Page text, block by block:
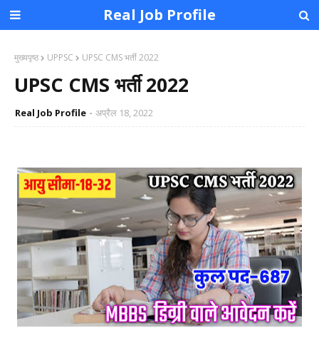
Real Job Profile
मुख्यपृष्ठ UPPSC UPSC CMS भर्ती 2022
UPSC CMS भर्ती 2022
Real Job Profile अप्रैल 18, 2022